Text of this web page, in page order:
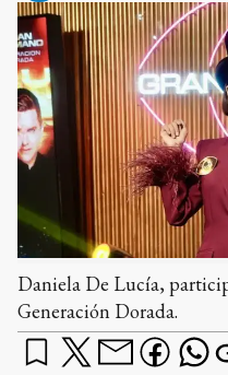
Daniela De Lucía,
Generación Dorada.